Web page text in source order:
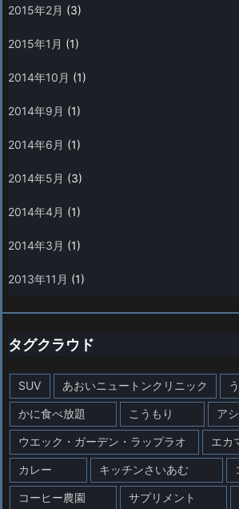
2015年2月 (3)
2015年1月 (1)
2014年10月 (1)
2014年9月 (1)
2014年6月 (1)
2014年5月 (3)
2014年4月 (1)
2014年3月 (1)
2013年11月 (1)
タグクラウド
SUV あおいニュートンクリニック
かに食べ放題 こうもり ア
ウエック・ガーデン・ラップラオ エカ
カレー キッチンさいあむ
コーヒー農園 サプリメント